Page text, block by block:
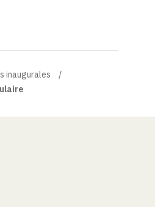
inaugurales